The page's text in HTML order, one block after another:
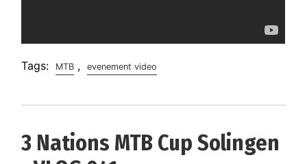
Tags: MTB , evenement video
3 Nations MTB Cup Solingen